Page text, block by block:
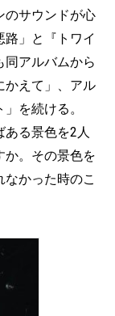
のサウンドが心
」と『トワイ
同アルバムから
かえて」、アル
を続ける。
ある景色を2人
か。その景色を
かった時のこ